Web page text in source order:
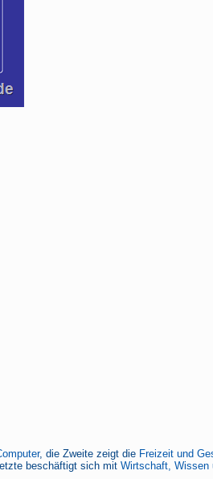
, die Zweite zeigt die Freizeit und
beschäftigt sich mit Wirtschaft, Wissen